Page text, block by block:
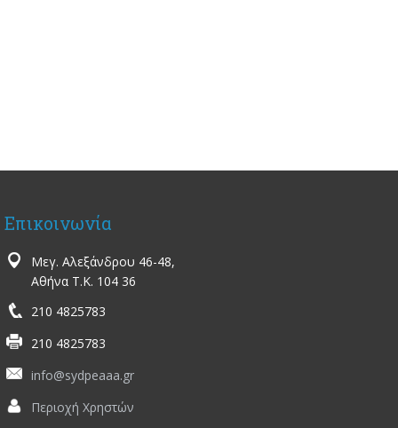
Επικοινωνία
Μεγ. Αλεξάνδρου 46-48,
Αθήνα Τ.Κ. 104 36
210 4825783
210 4825783
info@sydpeaaa.gr
Περιοχή Χρηστών